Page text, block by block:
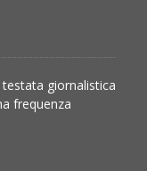
giornalistica
frequenza